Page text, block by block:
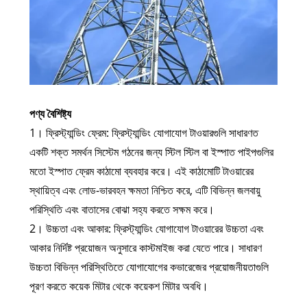
পণ্য বৈশিষ্ট্য
1। ফ্রিস্ট্যান্ডিং ফ্রেম: ফ্রিস্ট্যান্ডিং যোগাযোগ টাওয়ারগুলি সাধারণত
একটি শক্ত সমর্থন সিস্টেম গঠনের জন্য স্টিল স্টিল বা ইস্পাত পাইপগুলির
মতো ইস্পাত ফ্রেম কাঠামো ব্যবহার করে। এই কাঠামোটি টাওয়ারের
স্থায়িত্ব এবং লোড-ভারবহন ক্ষমতা নিশ্চিত করে, এটি বিভিন্ন জলবায়ু
পরিস্থিতি এবং বাতাসের বোঝা সহ্য করতে সক্ষম করে।
2। উচ্চতা এবং আকার: ফ্রিস্ট্যান্ডিং যোগাযোগ টাওয়ারের উচ্চতা এবং
আকার নির্দিষ্ট প্রয়োজন অনুসারে কাস্টমাইজ করা যেতে পারে। সাধারণ
উচ্চতা বিভিন্ন পরিস্থিতিতে যোগাযোগের কভারেজের প্রয়োজনীয়তাগুলি
পূরণ করতে কয়েক মিটার থেকে কয়েকশ মিটার অবধি।